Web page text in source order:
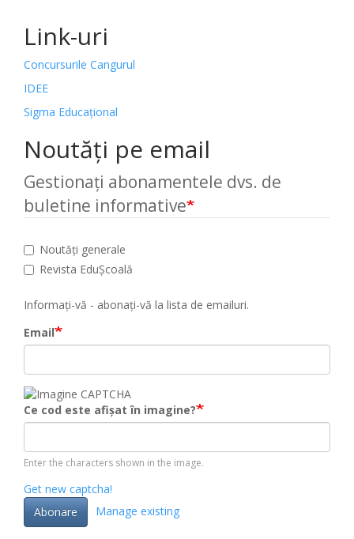
Link-uri
Concursurile Cangurul
IDEE
Sigma Educațional
Noutăți pe email
Gestionați abonamentele dvs. de
buletine informative
Noutăți generale
Revista EduȘcoală
Informați-vă - abonați-vă la lista de emailuri.
Email
Ce cod este afișat în imagine?
Enter the characters shown in the image.
Get new captcha!
Abonare
Manage existing